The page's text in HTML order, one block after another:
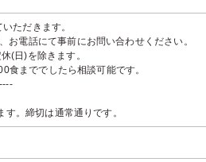
ただきます。
お電話にて事前にお問い合わせください。
(日)を除きます。
食まででしたら相談可能です。
。締切は通常通りです。